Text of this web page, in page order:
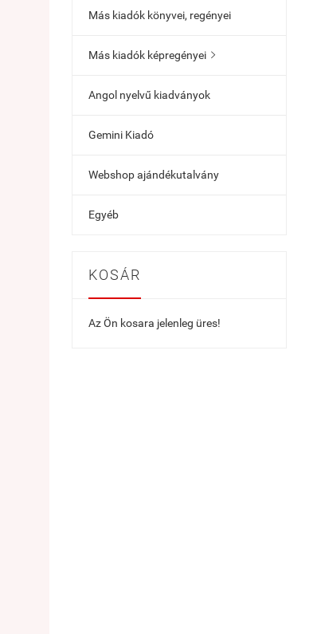
Más kiadók könyvei, regényei
Más kiadók képregényei 
Angol nyelvű kiadványok
Gemini Kiadó
Webshop ajándékutalvány
Egyéb
KOSÁR
Az Ön kosara jelenleg üres!